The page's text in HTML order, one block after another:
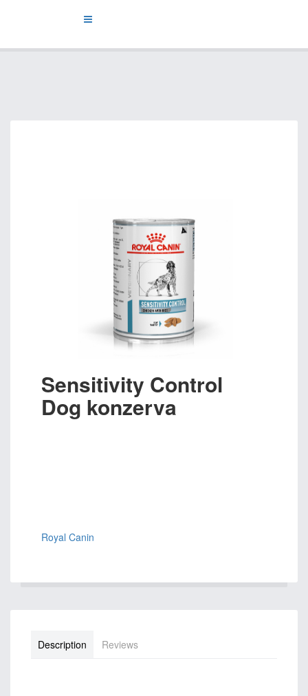
Sensitivity Control
Dog konzerva
Royal Canin
Description Reviews